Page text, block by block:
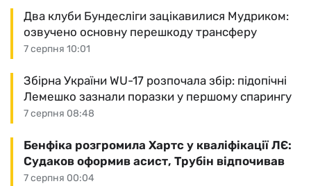
7 серпня 10:01
Два клуби Бундесліги зацікавилися Мудриком:
озвучено основну перешкоду трансферу
7 серпня 08:48
Збірна України WU-17 розпочала збір: підопічні
Лемешко зазнали поразки у першому спарингу
7 серпня 00:04
Бенфіка розгромила Хартс у кваліфікації ЛЄ:
Судаков оформив асист, Трубін відпочивав